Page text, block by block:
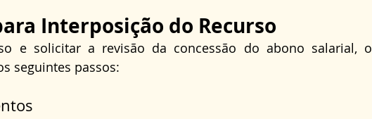
Interposição do Recurso
e solicitar a revisão da concessão do abono salarial, o
seguintes passos: